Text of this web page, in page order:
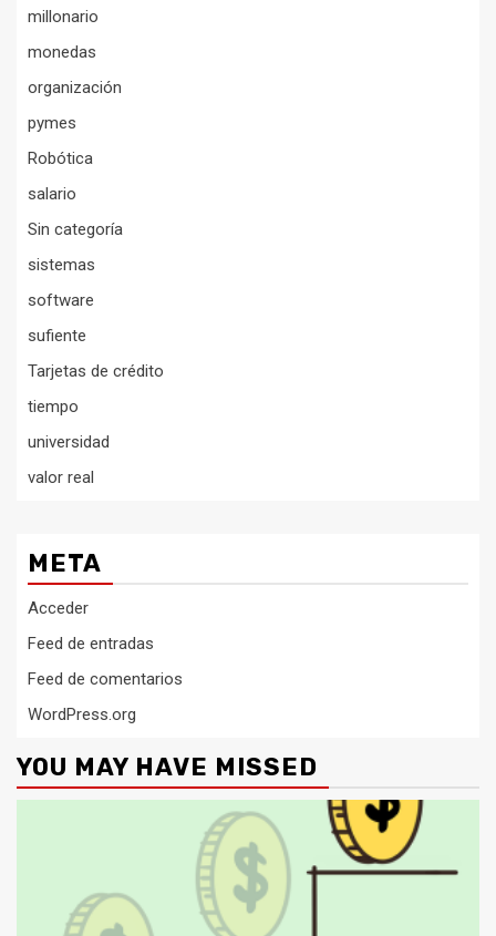
millonario
monedas
organización
pymes
Robótica
salario
Sin categoría
sistemas
software
sufiente
Tarjetas de crédito
tiempo
universidad
valor real
META
Acceder
Feed de entradas
Feed de comentarios
WordPress.org
YOU MAY HAVE MISSED